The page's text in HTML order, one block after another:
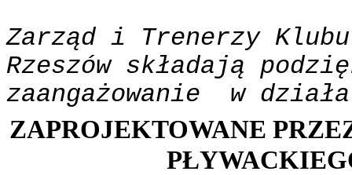
Zarząd i Trenerzy Klubu
Rzeszów składają
zaangażowanie w
ZAPROJEKTOWANE